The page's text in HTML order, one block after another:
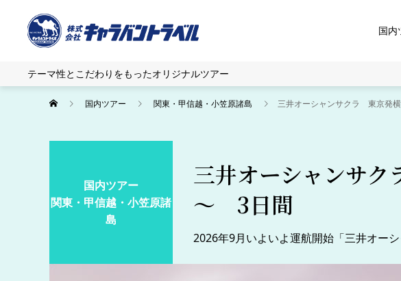
国内
テーマ性とこだわりをもったオリジナルツアー
国内ツアー 関東・甲信越・小笠原諸島 三井オーシャンサクラ 東京発
国内ツアー
関東・甲信越・小笠原諸
島
三井オーシャンサ
～ 3日間
2026年9月いよいよ運航開始「三井オー